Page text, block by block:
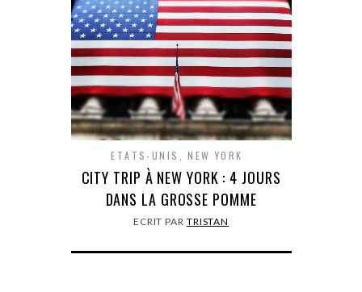
ETATS-UNIS ,NEW YORK
CITY TRIP À NEW YORK : 4 JOURS
DANS LA GROSSE POMME
ECRIT PAR TRISTAN